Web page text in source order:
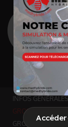
Accéder
INFOS GÉNÉRALES
GROUPEMENTS
GROUPEMENTS